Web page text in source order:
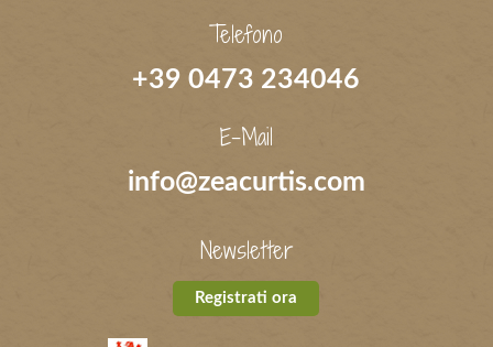
Telefono
+39 0473 234046
E-Mail
info@zeacurtis.com
Newsletter
Registrati ora